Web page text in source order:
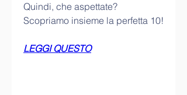
Quindi, che aspettate?
Scopriamo insieme la perfetta 10!
LEGGI QUESTO